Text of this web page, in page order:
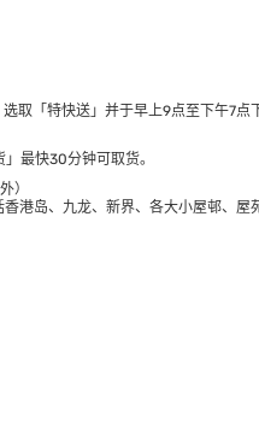
取「特快送」并于早上9点至下午7点
最快30分钟可取货。
）
港岛、九龙、新界、各大小屋邨、屋